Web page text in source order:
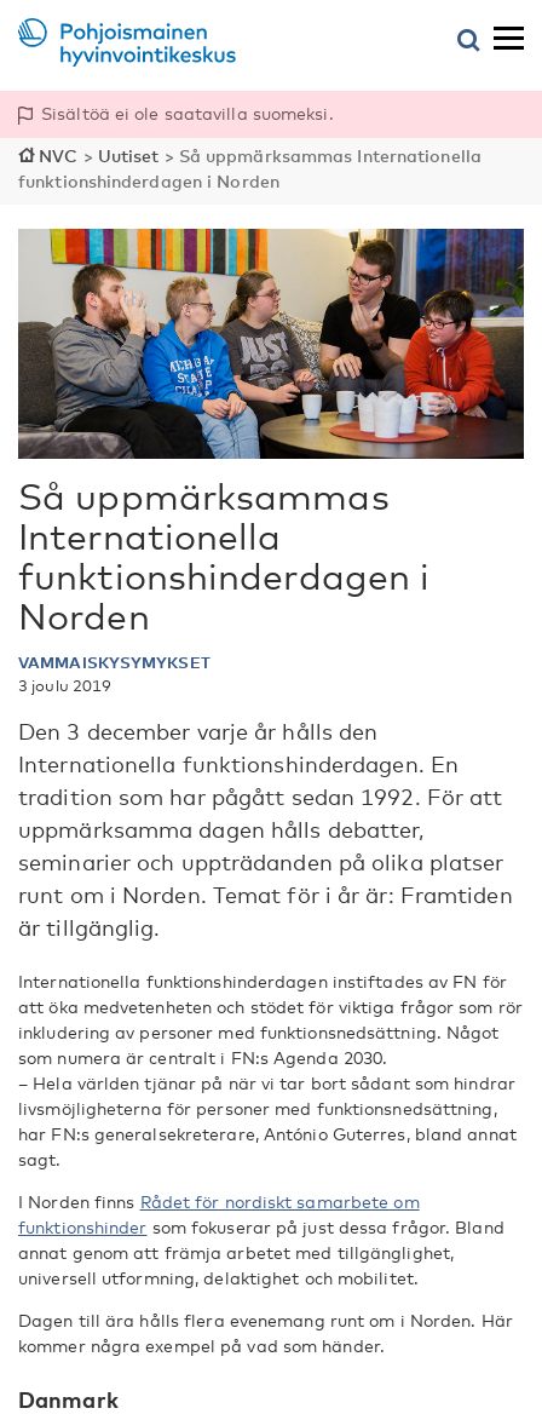
Sisältöä ei ole saatavilla suomeksi.
NVC > Uutiset > Så uppmärksammas Internationella
funktionshinderdagen i Norden
Så uppmärksammas
Internationella
funktionshinderdagen i
Norden
VAMMAISKYSYMYKSET
3 joulu 2019
Den 3 december varje år hålls den
Internationella funktionshinderdagen. En
tradition som har pågått sedan 1992. För att
uppmärksamma dagen hålls debatter,
seminarier och uppträdanden på olika platser
runt om i Norden. Temat för i år är: Framtiden
är tillgänglig.
Internationella funktionshinderdagen instiftades av FN för
att öka medvetenheten och stödet för viktiga frågor som rör
inkludering av personer med funktionsnedsättning. Något
som numera är centralt i FN:s Agenda 2030.
– Hela världen tjänar på när vi tar bort sådant som hindrar
livsmöjligheterna för personer med funktionsnedsättning,
har FN:s generalsekreterare, António Guterres, bland annat
sagt.
I Norden finns Rådet för nordiskt samarbete om
funktionshinder som fokuserar på just dessa frågor. Bland
annat genom att främja arbetet med tillgänglighet,
universell utformning, delaktighet och mobilitet.
Dagen till ära hålls flera evenemang runt om i Norden. Här
kommer några exempel på vad som händer.
Danmark